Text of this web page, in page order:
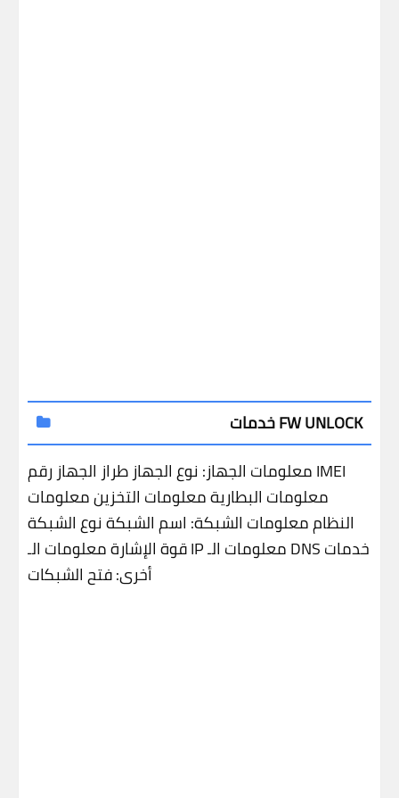
خدمات FW UNLOCK
معلومات الجهاز: نوع الجهازطراز الجهاز
رقم IMEI
معلومات البطاريةمعلومات التخزينمعلومات
النظاممعلومات الشبكة: اسم الشبكةنوع الشبكة
قوة الإشارةمعلومات الـ IP معلومات الـ DNSخدمات
أخرى:فتح الشبكات